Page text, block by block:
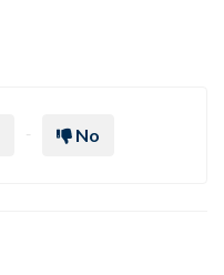
No